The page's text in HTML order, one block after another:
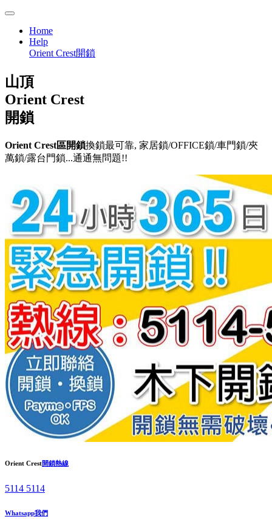
Home
Help
Orient Crest開鎖
山頂
Orient Crest
開鎖
Orient Crest區開鎖換鎖最可靠, 家居鎖/OFFICE鎖/車門鎖/夾
萬鎖/露台門鎖...通通無問題!!
Orient Crest開鎖熱線
5114 5114
Whatsapp我們